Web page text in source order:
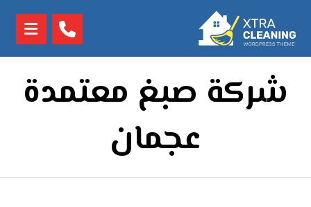
شركة صبغ معتمدة
عجمان